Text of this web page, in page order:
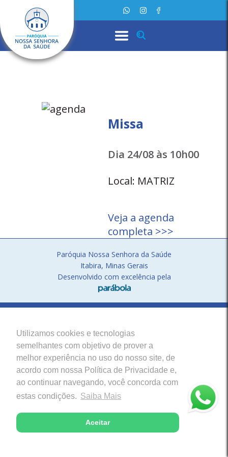
Utilizamos cookies e tecnologias
semelhantes com objetivo de prover a
melhor experiência no uso do nosso site, de
acordo com nossa Política de Privacidade e,
ao continuar navegando, você concorda com
estas condições. Saiba Mais
Aceitar
Missa
Dia 24/08 às 10h00
Local: MATRIZ
Veja a agenda
completa >>>
Paróquia Nossa Senhora da Saúde
Itabira, Minas Gerais
Desenvolvido com excelência pela